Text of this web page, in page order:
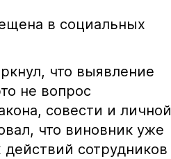
в социальных
что выявление
не вопрос
совести и личной
что виновник уже
действий сотрудников